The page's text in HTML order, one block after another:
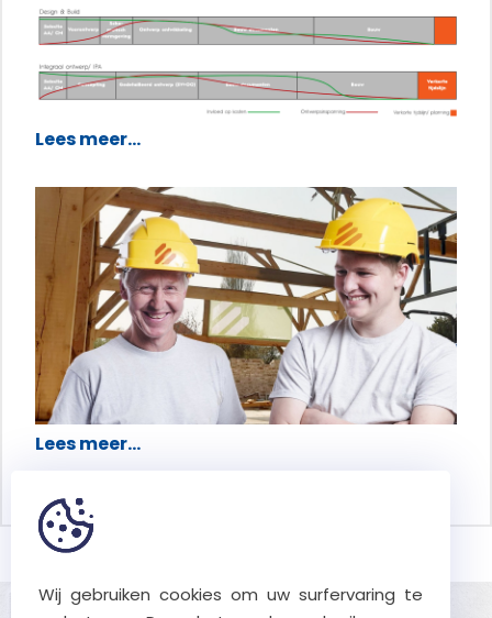
Lees meer...
Lees meer...
Wij gebruiken cookies om uw surfervaring te